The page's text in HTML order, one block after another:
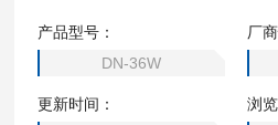
很快得到预期的结果。该技术采用
统的液相萃取和层析技术，使样品
产品型号：
DN-36W
厂
更新时间：
浏